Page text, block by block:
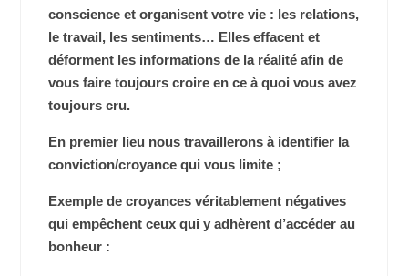
conscience et organisent votre vie : les relations,
le travail, les sentiments… Elles effacent et
déforment les informations de la réalité afin de
vous faire toujours croire en ce à quoi vous avez
toujours cru.
En premier lieu nous travaillerons à identifier la
conviction/croyance qui vous limite ;
Exemple de croyances véritablement négatives
qui empêchent ceux qui y adhèrent d’accéder au
bonheur :